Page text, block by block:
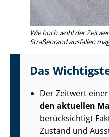
Wie hoch wohl der
Straßenrand ausfallen
Das
Der Zeitwert
den aktuellen
berücksichtigt
Zustand und